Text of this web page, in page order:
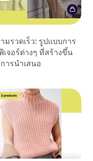
รวดเร็ว: รูปแบบการ
จอร์ต่างๆ ที่สร้างขึ้น
ารนำเสนอ